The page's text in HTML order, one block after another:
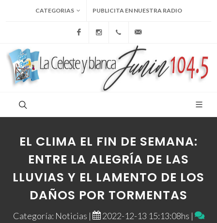
CATEGORIAS PUBLICITA EN NUESTRA RADIO
FacebookInstagram+54 9 236 465-4833
EL CLIMA EL FIN DE SEMANA:
ENTRE LA ALEGRÍA DE LAS
LLUVIAS Y EL LAMENTO DE LOS
DAÑOS POR TORMENTAS
Categoría: Noticias |
2022-12-13 15:13:08hs |